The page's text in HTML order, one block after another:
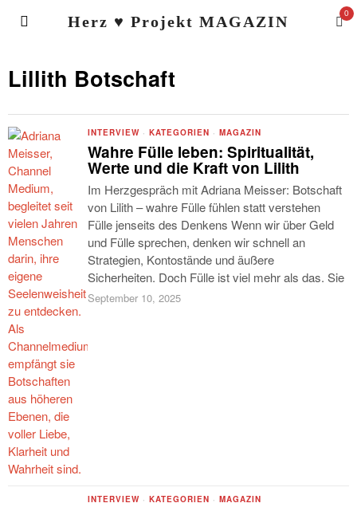
Herz ♥ Projekt MAGAZIN 0
Lillith Botschaft
INTERVIEW · KATEGORIEN · MAGAZIN
Wahre Fülle leben: Spiritualität,
Werte und die Kraft von Lilith
Im Herzgespräch mit Adriana Meisser: Botschaft
von Lilith – wahre Fülle fühlen statt verstehen
Fülle jenseits des Denkens Wenn wir über Geld
und Fülle sprechen, denken wir schnell an
Strategien, Kontostände und äußere
Sicherheiten. Doch Fülle ist viel mehr als das. Sie
September 10, 2025
INTERVIEW · KATEGORIEN · MAGAZIN